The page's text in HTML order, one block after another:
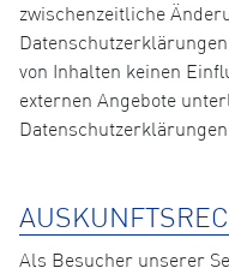
zwischenzeitliche
von Inhalten keinen
externen Angebote
Als Besucher unserer